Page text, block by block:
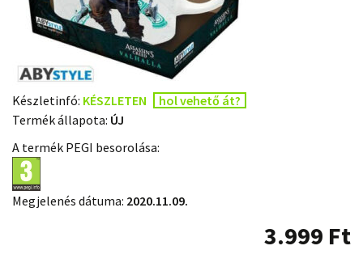
Készletinfó: KÉSZLETEN
hol vehető át?
Termék állapota: ÚJ
A termék PEGI besorolása:
Megjelenés dátuma: 2020.11.09.
3.999 Ft